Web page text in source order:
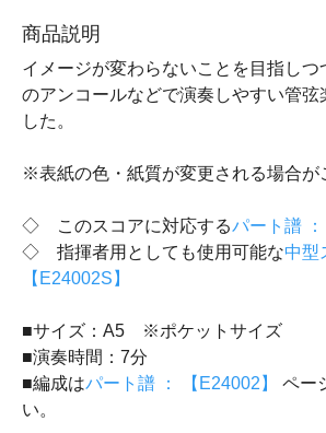
商品説明
イメージが変わらないことを目指しつ
のアンコールなどで演奏しやすい管弦
した。
※表紙の色・紙質が変更される場合が
◇ このスコアに対応するパート譜 ：
◇ 指揮者用としても使用可能な中型
【E24002S】
■サイズ：A5 ※ポケットサイズ
■演奏時間：7分
■編成はパート譜 ： 【E24002】
ペー
い。